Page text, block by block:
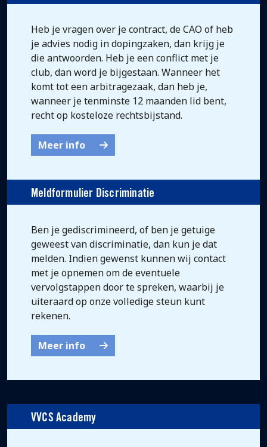
Heb je vragen over je contract, de CAO of heb
je advies nodig in dopingzaken, dan krijg je
die antwoorden. Heb je een conflict met je
club, dan word je bijgestaan. Wanneer het
komt tot een arbitragezaak, dan heb je,
wanneer je tenminste 12 maanden lid bent,
recht op kosteloze rechtsbijstand.
Meer info
Meldformulier Discriminatie
Ben je gediscrimineerd, of ben je getuige
geweest van discriminatie, dan kun je dat
melden. Indien gewenst kunnen wij contact
met je opnemen om de eventuele
vervolgstappen door te spreken, waarbij je
uiteraard op onze volledige steun kunt
rekenen.
Meer info
VVCS Academy